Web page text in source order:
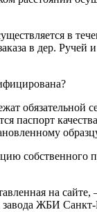
в
в дер. Ручей
обязательной
паспорт
собственного
на сайте,
завода ЖБИ Санкт-